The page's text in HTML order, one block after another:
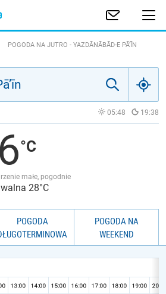
POGODA NA JUTRO - YAZDĀNĀBĀD-E PĀ’ĪN
05:48 19:38
małe, pogodnie
28°C
POGODA
POGODA NA
WEEKEND